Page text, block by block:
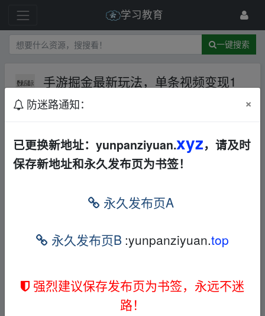
学习教育
一键搜索
手游掘金最新玩法，单条视频变现1
w，一部手机即可操作，保姆级教程
百度网盘
▂fr﹏om w ww.y un、pan▪zi_yu▪an.xy▂z
法，单条视频变现1w ，一部手机即可操作，
保姆级教程】这是我实操的一种绿色合法的
防迷路通知： ×
已更换新地址：yunpanziyuan.xyz，请及时
保存新地址和永久发布页为书签！
永久发布页A
永久发布页B :yunpanziyuan.top
强烈建议保存发布页为书签，永远不迷
路！